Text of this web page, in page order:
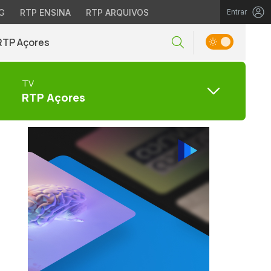
RTP ENSINA RTP ARQUIVOS Entrar
Açores
TV
RTP Açores